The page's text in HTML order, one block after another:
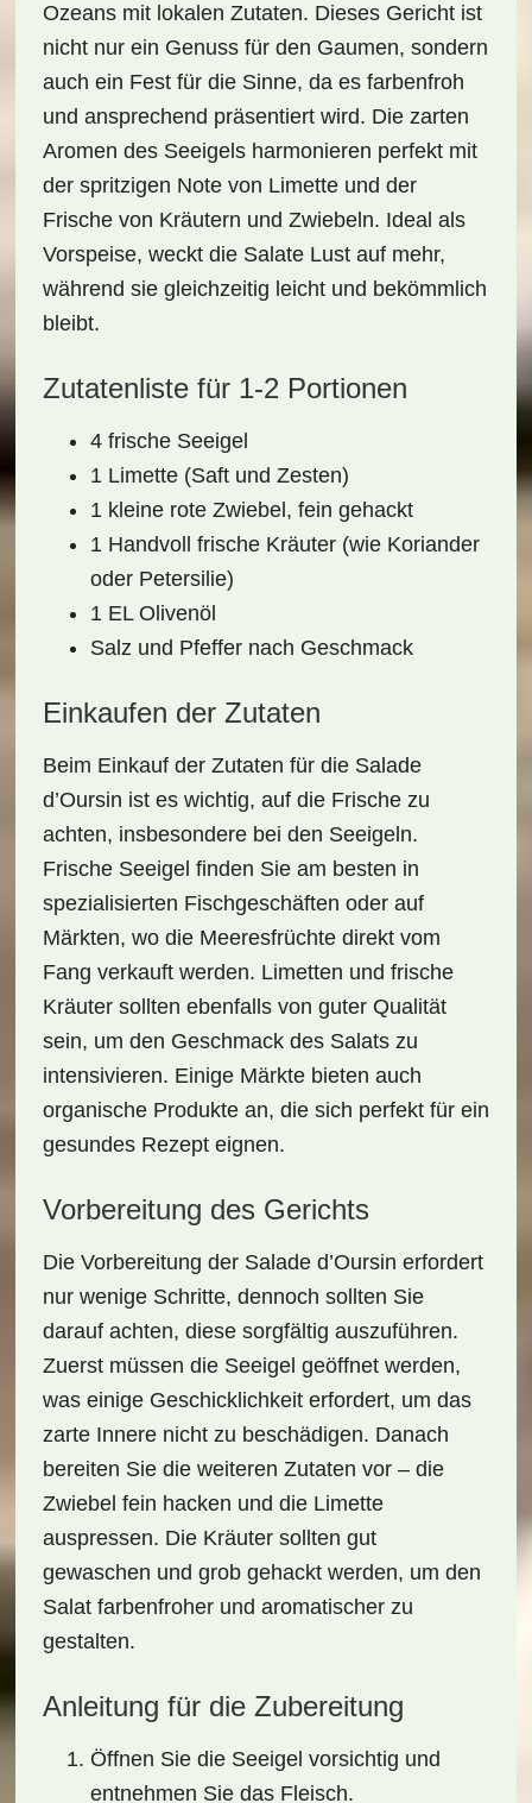
Ozeans mit lokalen Zutaten. Dieses Gericht ist
nicht nur ein Genuss für den Gaumen, sondern
auch ein Fest für die Sinne, da es farbenfroh
und ansprechend präsentiert wird. Die zarten
Aromen des Seeigelsharmonieren perfekt mit
der spritzigen Note von Limetteund der
Frische von Kräutern und Zwiebeln. Ideal als
Vorspeise, weckt die Salate Lust auf mehr,
während sie gleichzeitig leicht und bekömmlich
bleibt.
Zutatenliste für 1-2 Portionen
4 frische Seeigel
1 Limette (Saft und Zesten)
1 kleine rote Zwiebel, fein gehackt
1 Handvoll frische Kräuter (wie Koriander
oder Petersilie)
1 EL Olivenöl
Salz und Pfeffer nach Geschmack
Einkaufen der Zutaten
Beim Einkauf der Zutaten für die Salade
d’Oursin ist es wichtig, auf die Frischezu
achten, insbesondere bei den Seeigeln.
Frische Seeigel finden Sie am besten in
spezialisierten Fischgeschäften oder auf
Märkten, wo die Meeresfrüchte direkt vom
Fang verkauft werden. Limetten und frische
Kräuter sollten ebenfalls von guter Qualität
sein, um den Geschmack des Salats zu
intensivieren. Einige Märkte bieten auch
organische Produkte an, die sich perfekt für ein
gesundes Rezept eignen.
Vorbereitung des Gerichts
Die Vorbereitung der Salade d’Oursin erfordert
nur wenige Schritte, dennoch sollten Sie
darauf achten, diese sorgfältig auszuführen.
Zuerst müssen die Seeigel geöffnet werden,
was einige Geschicklichkeit erfordert, um das
zarte Innere nicht zu beschädigen. Danach
bereiten Sie die weiteren Zutaten vor – die
Zwiebel fein hacken und die Limette
auspressen. Die Kräuter sollten gut
gewaschen und grob gehackt werden, um den
Salat farbenfroher und aromatischer zu
gestalten.
Anleitung für die Zubereitung
Öffnen Sie die Seeigel vorsichtig und
entnehmen Sie das Fleisch.